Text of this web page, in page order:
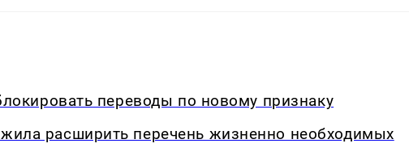
переводы по новому признаку
расширить перечень жизненно необходимых